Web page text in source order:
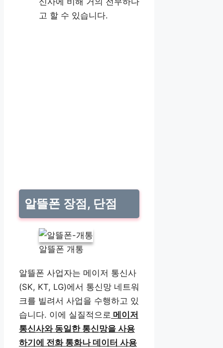
고 할 수 있습니다.
알뜰폰 장점, 단점
알뜰폰 개통
알뜰폰 사업자는 메이저 통신사
(SK, KT, LG)에서 통신망 네트워
크를 빌려서 사업을 수행하고 있
습니다. 이에 실질적으로 메이저
통신사와 동일한 통신망을 사용
하기에 전화 통화나 데이터 사용